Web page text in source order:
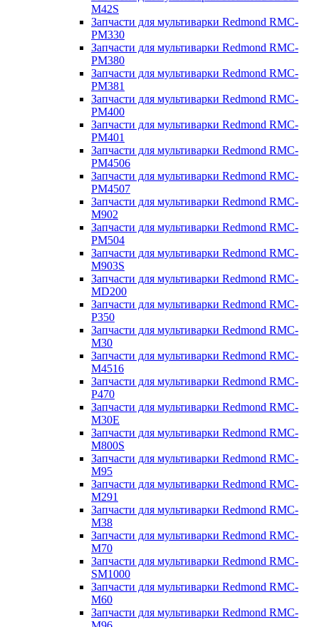
M42S
Запчасти для мультиварки Redmond RMC-
PM330
Запчасти для мультиварки Redmond RMC-
PM380
Запчасти для мультиварки Redmond RMC-
PM381
Запчасти для мультиварки Redmond RMC-
PM400
Запчасти для мультиварки Redmond RMC-
PM401
Запчасти для мультиварки Redmond RMC-
PM4506
Запчасти для мультиварки Redmond RMC-
PM4507
Запчасти для мультиварки Redmond RMC-
M902
Запчасти для мультиварки Redmond RMC-
PM504
Запчасти для мультиварки Redmond RMC-
M903S
Запчасти для мультиварки Redmond RMC-
MD200
Запчасти для мультиварки Redmond RMC-
P350
Запчасти для мультиварки Redmond RMC-
M30
Запчасти для мультиварки Redmond RMC-
M4516
Запчасти для мультиварки Redmond RMC-
P470
Запчасти для мультиварки Redmond RMC-
M30E
Запчасти для мультиварки Redmond RMC-
M800S
Запчасти для мультиварки Redmond RMC-
M95
Запчасти для мультиварки Redmond RMC-
M291
Запчасти для мультиварки Redmond RMC-
M38
Запчасти для мультиварки Redmond RMC-
M70
Запчасти для мультиварки Redmond RMC-
SM1000
Запчасти для мультиварки Redmond RMC-
M60
Запчасти для мультиварки Redmond RMC-